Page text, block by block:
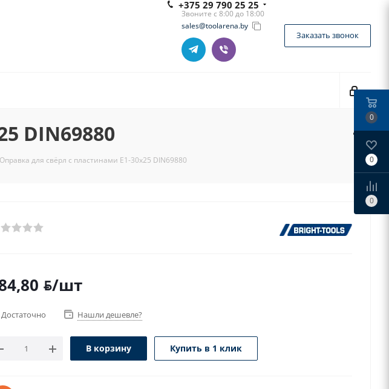
+375 29 790 25 25
Звоните с 8:00 до 18:00
sales@toolarena.by
Заказать звонок
DIN69880
Оправка для свёрл с пластинами E1-30x25 DIN69880
BYN
/шт
Достаточно Нашли дешевле?
В корзину Купить в 1 клик
0
0
0